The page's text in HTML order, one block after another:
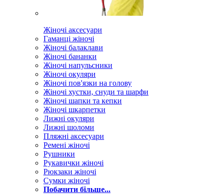
Жіночі аксесуари
Гаманці жіночі
Жіночі балаклави
Жіночі бананки
Жіночі напульсники
Жіночі окуляри
Жіночі пов'язки на голову
Жіночі хустки, снуди та шарфи
Жіночі шапки та кепки
Жіночі шкарпетки
Лижні окуляри
Лижні шоломи
Пляжні аксесуари
Ремені жіночі
Рушники
Рукавички жіночі
Рюкзаки жіночі
Сумки жіночі
Побачити більше...